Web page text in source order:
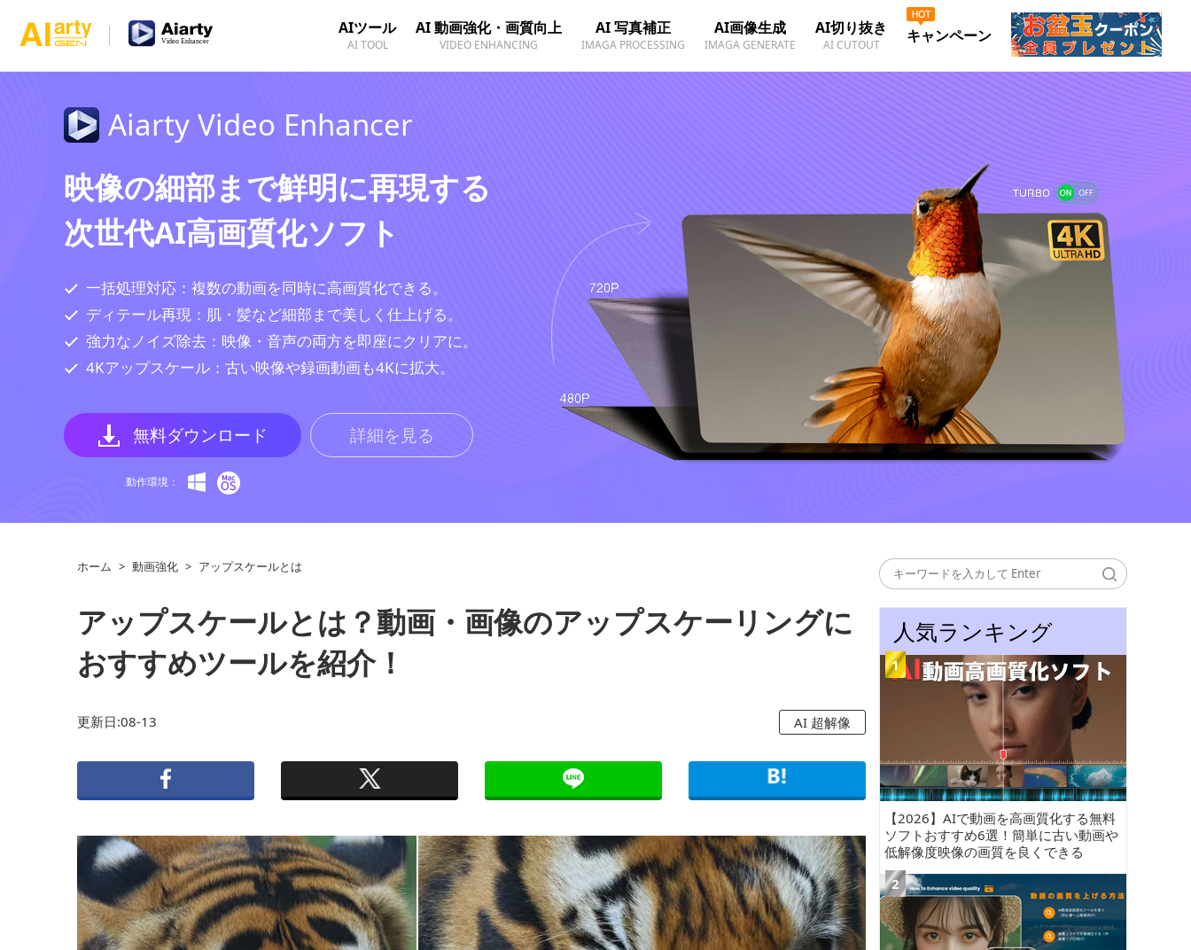
AIツール
AI TOOL
AI 動画強化・画質向上
VIDEO ENHANCING
AI 写真補正
IMAGA PROCESSING
AI画像生成
IMAGA GENERATE
AI切り抜き
AI CUTOUT キャンペーン
Aiarty Video Enhancer
映像の細部まで鮮明に再現する
次世代AI高画質化ソフト
一括処理対応：複数の動画を同時に高画質化できる。
ディテール再現：肌・髪など細部まで美しく仕上げる。
強力なノイズ除去：映像・音声の両方を即座にクリアに。
4Kアップスケール：古い映像や録画動画も4Kに拡大。
無料ダウンロード
動作環境：
詳細を見る
ホーム > 動画強化 > アップスケールとは
アップスケールとは？動画・画像のアップスケーリングに
おすすめツールを紹介！
更新日:08-13 AI 超解像
人気ランキング
【2026】AIで動画を高画質化する無料
ソフトおすすめ6選！簡単に古い動画や
低解像度映像の画質を良くできる